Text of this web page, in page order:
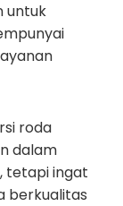
untuk
roda
dalam
tetapi ingat
berkualitas